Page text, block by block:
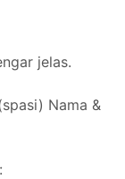
jelas.
Nama &